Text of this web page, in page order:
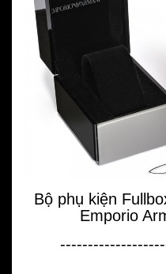
Bộ phụ kiện
Emporio